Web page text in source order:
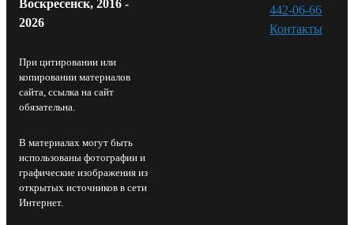
Воскресенск, 2016 -
2026
При цитировании или
копировании материалов
сайта, ссылка на сайт
обязательна.
В материалах могут быть
использованы фотографии и
графические изображения из
открытых источников в сети
Интернет.
442-06-66
Контакты⁠